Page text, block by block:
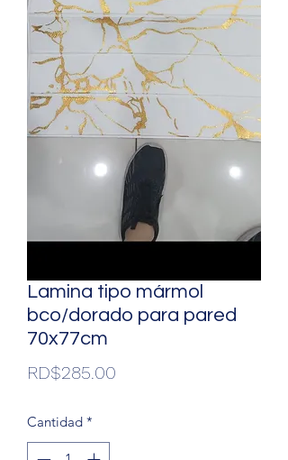
Lamina tipo mármol
bco/dorado para pared
70x77cm
RD$285.00
Cantidad *